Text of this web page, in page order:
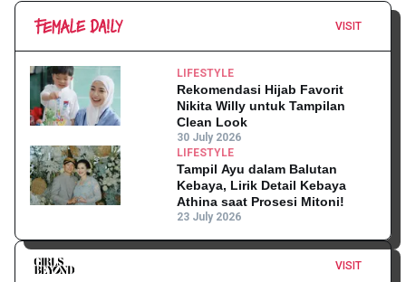
VISIT
LIFESTYLE
Rekomendasi Hijab Favorit
Nikita Willy untuk Tampilan
Clean Look
30 July 2026
LIFESTYLE
Tampil Ayu dalam Balutan
Kebaya, Lirik Detail Kebaya
Athina saat Prosesi Mitoni!
23 July 2026
VISIT